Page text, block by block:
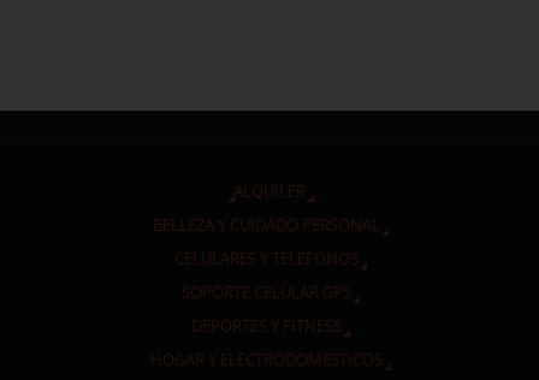
ALQUILER
BELLEZA Y CUIDADO PERSONAL
CELULARES Y TELEFONOS
SOPORTE CELULAR GPS
DEPORTES Y FITNESS
HOGAR Y ELECTRODOMESTICOS